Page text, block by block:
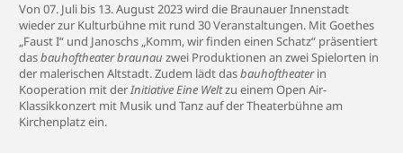
Von 07. Juli bis 13. August 2023 wird die Braunauer Innenstadt
wieder zur Kulturbühne mit rund 30 Veranstaltungen. Mit Goethes
„Faust I“ und Janoschs „Komm, wir finden einen Schatz“ präsentiert
dasbauhoftheater braunau zwei Produktionen an zwei Spielorten in
der malerischen Altstadt. Zudem lädt dasbauhoftheaterin
Kooperation mit derInitiative Eine Weltzu einem Open Air-
Klassikkonzert mit Musik und Tanz auf der Theaterbühne am
Kirchenplatz ein.